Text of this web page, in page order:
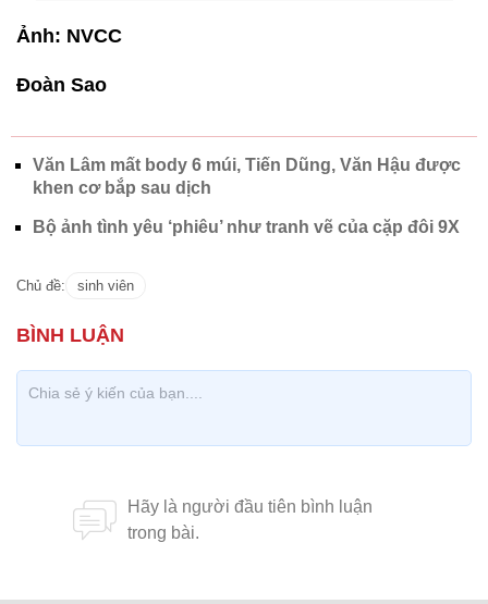
Ảnh: NVCC
Đoàn Sao
Văn Lâm mất body 6 múi, Tiến Dũng, Văn Hậu được
khen cơ bắp sau dịch
Bộ ảnh tình yêu ‘phiêu’ như tranh vẽ của cặp đôi 9X